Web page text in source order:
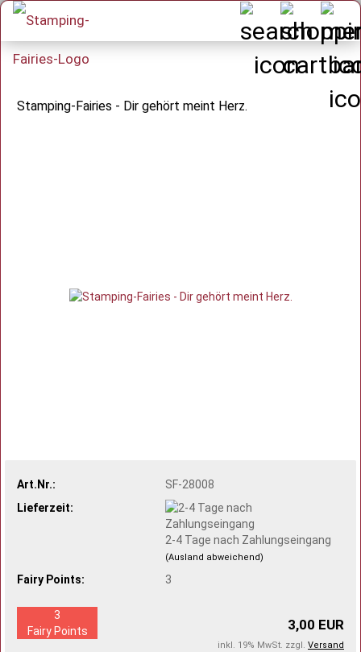
Stamping-Fairies - Dir gehört meint Herz.
Art.Nr.:
SF-28008
Lieferzeit:
2-4 Tage nach Zahlungseingang
(Ausland abweichend)
Fairy Points: 3
3,00 EUR
inkl. 19% MwSt. zzgl. Versand
3
Fairy Points